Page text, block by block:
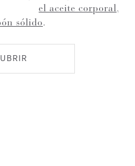
el aceite corporal
sólido.